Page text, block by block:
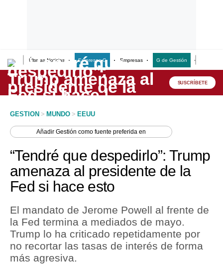
Últimas Noticias Empresas G Empresas G de Gestión
Lo último
Peru Quiosco
Economía
Mercados
Política
Tu Dinero
Finanzas Personales
SUSCRÍBETE
GESTION > MUNDO > EEUU
AñadirGestión como fuente preferida en
“Tendré que despedirlo”: Trump
amenaza al presidente de la
Fed si hace esto
El mandato de Jerome Powell al frente de
la Fed termina a mediados de mayo.
Trump lo ha criticado repetidamente por
no recortar las tasas de interés de forma
más agresiva.